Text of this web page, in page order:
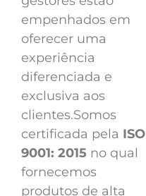
empenhados em
oferecer uma
experiência
diferenciada e
exclusiva aos
clientes.Somos
certificada pela ISO
9001: 2015 no qual
fornecemos
produtos de alta